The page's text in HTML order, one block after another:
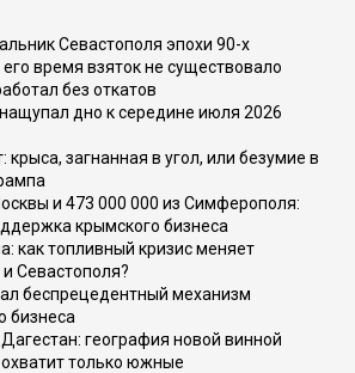
Севастополя эпохи 90-х
время взяток не существовало
без откатов
дно к середине июля 2026
крыса, загнанная в угол, или безумие в
и 473 000 000 из Симферополя:
крымского бизнеса
как топливный кризис меняет
Севастополя?
беспрецедентный механизм
бизнеса
география новой винной
только южные